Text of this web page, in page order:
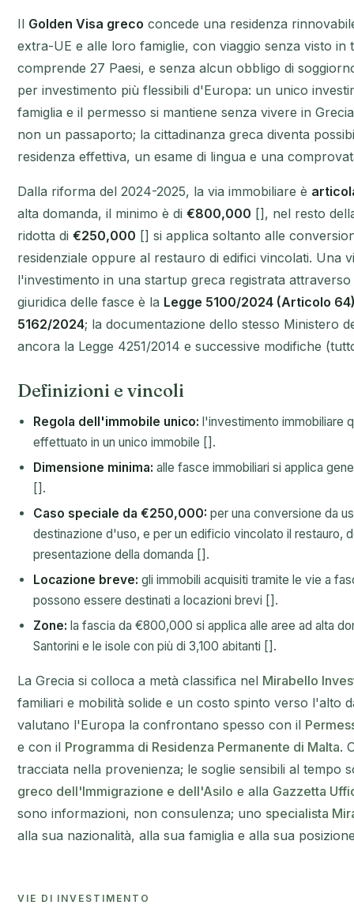
Il Golden Visa greco concede una residenza
extra-UE e alle loro famiglie, con viaggio senza visto
comprende 27 Paesi, e senza alcun obbligo di
per investimento più flessibili d'Europa: un unico
famiglia e il permesso si mantiene senza vivere in
non un passaporto; la cittadinanza greca diventa
residenza effettiva, un esame di lingua e una
Dalla riforma del 2024-2025, la via immobiliare è
alta domanda, il minimo è di €800,000 [], nel resto
ridotta di €250,000 [] si applica soltanto alle
residenziale oppure al restauro di edifici vincolati. Una
l'investimento in una startup greca registrata
giuridica delle fasce è la Legge 5100/2024 (Articolo
5162/2024; la documentazione dello stesso Ministero
ancora la Legge 4251/2014 e successive modifiche
Definizioni e vincoli
Regola dell'immobile unico: l'investimento immobiliare
effettuato in un unico immobile [].
Dimensione minima: alle fasce immobiliari si applica
[].
Caso speciale da €250,000: per una conversione da
destinazione d'uso, e per un edificio vincolato il restauro,
presentazione della domanda [].
Locazione breve: gli immobili acquisiti tramite le vie a
possono essere destinati a locazioni brevi [].
Zone: la fascia da €800,000 si applica alle aree ad alta
Santorini e le isole con più di 3,100 abitanti [].
La Grecia si colloca a metà classifica nel Mirabello
familiari e mobilità solide e un costo spinto verso l'alto
valutano l'Europa la confrontano spesso con il
e con il Programma di Residenza Permanente di Malta.
tracciata nella provenienza; le soglie sensibili al tempo
greco dell'Immigrazione e dell'Asilo e alla Gazzetta
sono informazioni, non consulenza; uno specialista
alla sua nazionalità, alla sua famiglia e alla sua
VIE DI INVESTIMENTO